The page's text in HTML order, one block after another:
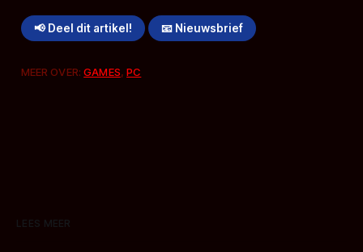
📢 Deel dit artikel! 📧 Nieuwsbrief
MEER OVER:GAMES,PC
LEES MEER